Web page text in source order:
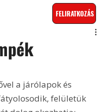
FELIRATKOZÁS
a járólapok és
felületük